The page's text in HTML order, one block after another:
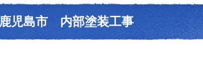
鹿児島市 内部塗装工事